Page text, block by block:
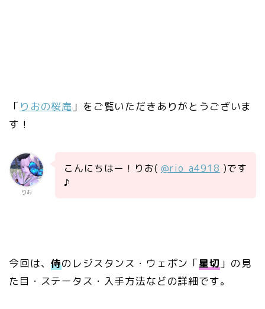
「 りおの桜庵 」をご覧いただきありがとうございま
す！
りお
こんにちはー！りお( @rio_a4918 )です
♪
今回は、侍のレジスタンス・ウェポン「星切 」の見
た目・ステータス・入手方法などの詳細です。